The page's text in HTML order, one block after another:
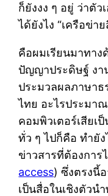
ก็ยังงง ๆ อยู่ ว่าตั
ได้ยังไง “เครือข่าย
คือผมเรียนมาทาง
ปัญญาประดิษฐ์ งา
ประมวลผลภาษา
ไทย อะไรประมา
คอมพิวเตอร์เสียเ
ทั่ว ๆ ไปก็คือ ทำยัง
ข่าวสารที่ต้องการ
access) ซึ่งตรงนี้
เป็นสื่อในเชิงตัวน